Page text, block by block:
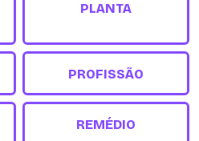
PLANTA
PROFISSÃO
REMÉDIO